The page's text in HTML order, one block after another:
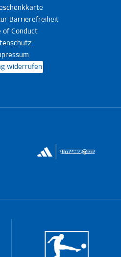
Barrierefreiheit
of Conduct
widerrufen